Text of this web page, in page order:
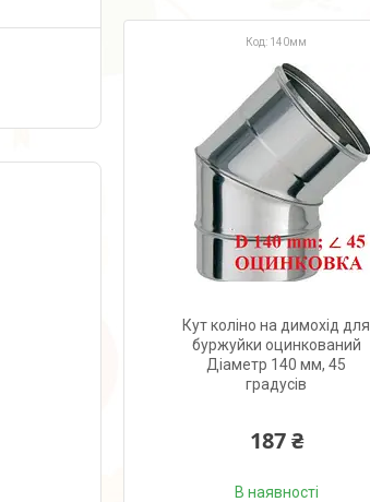
140мм
Кут коліно на димохід для
буржуйки оцинкований
Діаметр 140 мм, 45
градусів
187 ₴
В наявності